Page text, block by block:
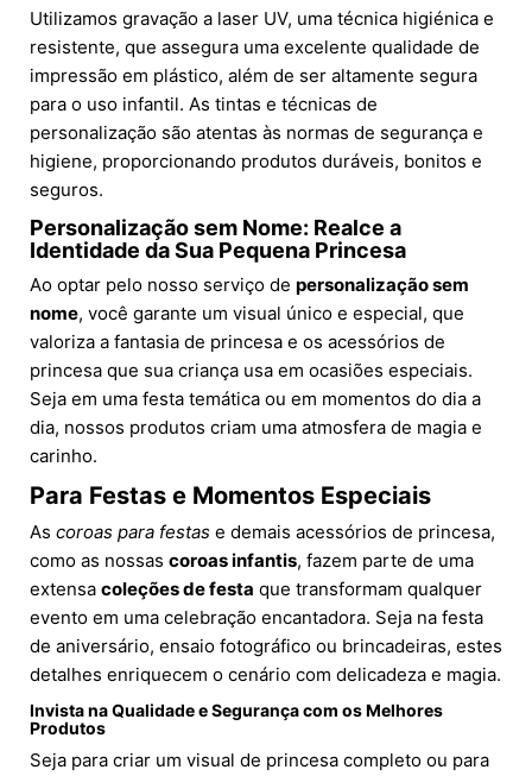
Utilizamos gravação a laser UV, uma técnica higiénica e
resistente, que assegura uma excelente qualidade de
impressão em plástico, além de ser altamente segura
para o uso infantil. As tintas e técnicas de
personalização são atentas às normas de segurança e
higiene, proporcionando produtos duráveis, bonitos e
seguros.
Personalização sem Nome: Realce a
Identidade da Sua Pequena Princesa
Ao optar pelo nosso serviço de personalização sem
nome, você garante um visual único e especial, que
valoriza a fantasia de princesa e os acessórios de
princesa que sua criança usa em ocasiões especiais.
Seja em uma festa temática ou em momentos do dia a
dia, nossos produtos criam uma atmosfera de magia e
carinho.
Para Festas e Momentos Especiais
As coroas para festas e demais acessórios de princesa,
como as nossas coroas infantis, fazem parte de uma
extensa coleções de festa que transformam qualquer
evento em uma celebração encantadora. Seja na festa
de aniversário, ensaio fotográfico ou brincadeiras, estes
detalhes enriquecem o cenário com delicadeza e magia.
Invista na Qualidade e Segurança com os Melhores
Produtos
Seja para criar um visual de princesa completo ou para